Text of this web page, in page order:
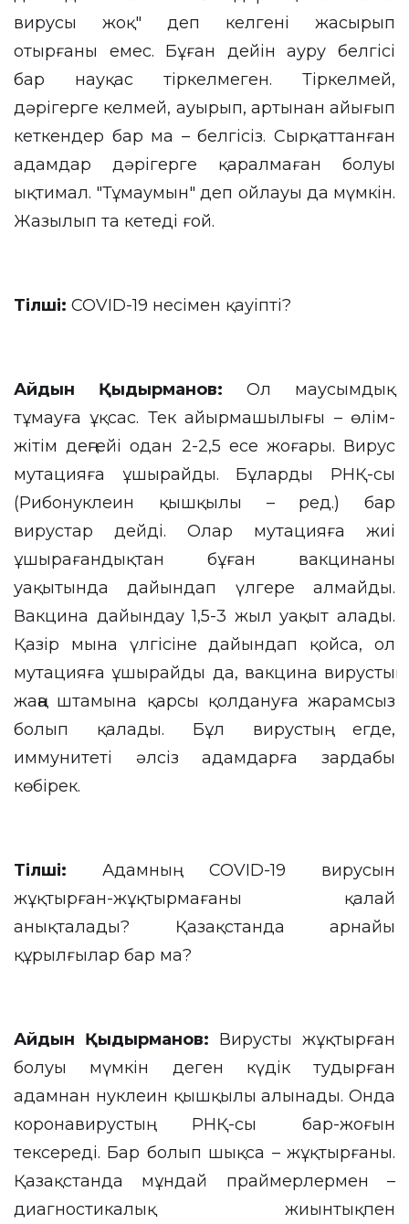
вирусы жоқ" деп келгені жасырып
отырғаны емес. Бұған дейін ауру белгісі
бар науқас тіркелмеген. Тіркелмей,
дәрігерге келмей, ауырып, артынан айығып
кеткендер бар ма – белгісіз. Сырқаттанған
адамдар дәрігерге қаралмаған болуы
ықтимал. "Тұмаумын" деп ойлауы да мүмкін.
Жазылып та кетеді ғой.
Тілші: COVID-19 несімен қауіпті?
Айдын Қыдырманов: Ол маусымдық
тұмауға ұқсас. Тек айырмашылығы – өлім-
жітім деңгейі одан 2-2,5 есе жоғары. Вирус
мутацияға ұшырайды. Бұларды РНҚ-сы
(Рибонуклеин қышқылы – ред.) бар
вирустар дейді. Олар мутацияға жиі
ұшырағандықтан бұған вакцинаны
уақытында дайындап үлгере алмайды.
Вакцина дайындау 1,5-3 жыл уақыт алады.
Қазір мына үлгісіне дайындап қойса, ол
мутацияға ұшырайды да, вакцина вирустың
жаңа штамына қарсы қолдануға жарамсыз
болып қалады. Бұл вирустың егде,
иммунитеті әлсіз адамдарға зардабы
көбірек.
Тілші: Адамның COVID-19 вирусын
жұқтырған-жұқтырмағаны қалай
анықталады? Қазақстанда арнайы
құрылғылар бар ма?
Айдын Қыдырманов: Вирусты жұқтырған
болуы мүмкін деген күдік тудырған
адамнан нуклеин қышқылы алынады. Онда
коронавирустың РНҚ-сы бар-жоғын
тексереді. Бар болып шықса – жұқтырғаны.
Қазақстанда мұндай праймерлермен –
диагностикалық жиынтықпен